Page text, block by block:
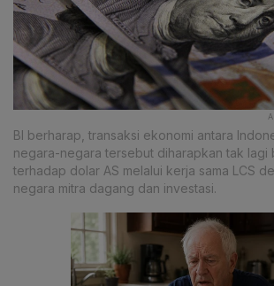
BI berharap, transaksi ekonomi antara
negara-negara tersebut diharapkan tak lagi
terhadap dolar AS melalui kerja sama LCS
negara mitra dagang dan investasi.